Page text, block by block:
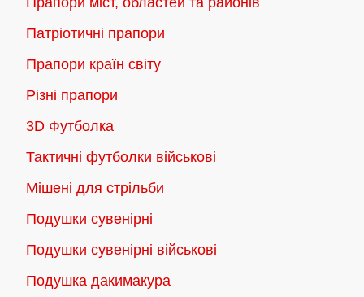
товару
Патріотичні прапори
Прапори країн світу
Різні прапори
3D Футболка
Тактичні футболки військові
Мішені для стрільби
Подушки сувенірні
Подушки сувенірні військові
Подушка дакимакура